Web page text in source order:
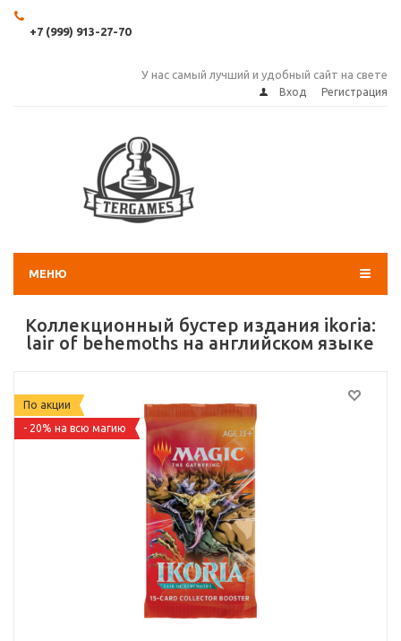
+7 (999) 913-27-70
У нас самый лучший и удобный сайт на свете
Вход Регистрация
МЕНЮ
Коллекционный бустер издания ikoria:
lair of behemoths на английском языке
По акции
- 20% на всю магию